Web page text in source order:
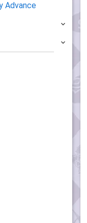
Advance